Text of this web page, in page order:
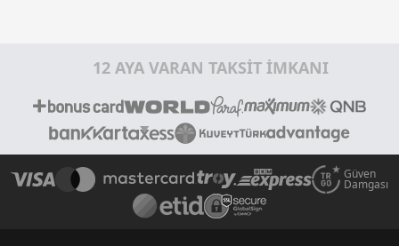
12 AYA VARAN TAKSİT İMKANI
Güven
Damgası